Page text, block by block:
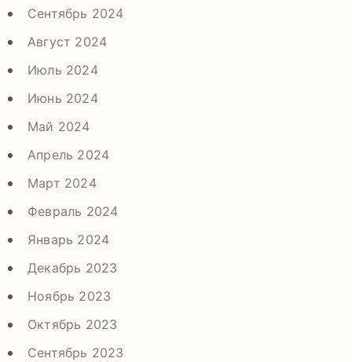
Сентябрь 2024
Август 2024
Июль 2024
Июнь 2024
Май 2024
Апрель 2024
Март 2024
Февраль 2024
Январь 2024
Декабрь 2023
Ноябрь 2023
Октябрь 2023
Сентябрь 2023